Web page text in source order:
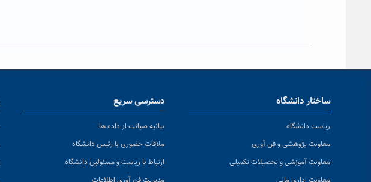
ساختار دانشگاه
ریاست دانشگاه
معاونت پژوهشی و فن آوری
معاونت آموزشی و تحصیلات تکمیلی
دسترسی سریع
بیانیه صیانت از داده ها
ملاقات حضوری با رئیس دانشگاه
ارتباط با ریاست و مسئولین دانشگاه